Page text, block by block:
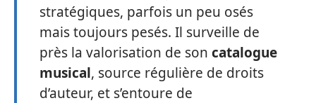
stratégiques, parfois un peu osés
mais toujours pesés. Il surveille de
près la valorisation de son catalogue
musical, source régulière de droits
d’auteur, et s’entoure de